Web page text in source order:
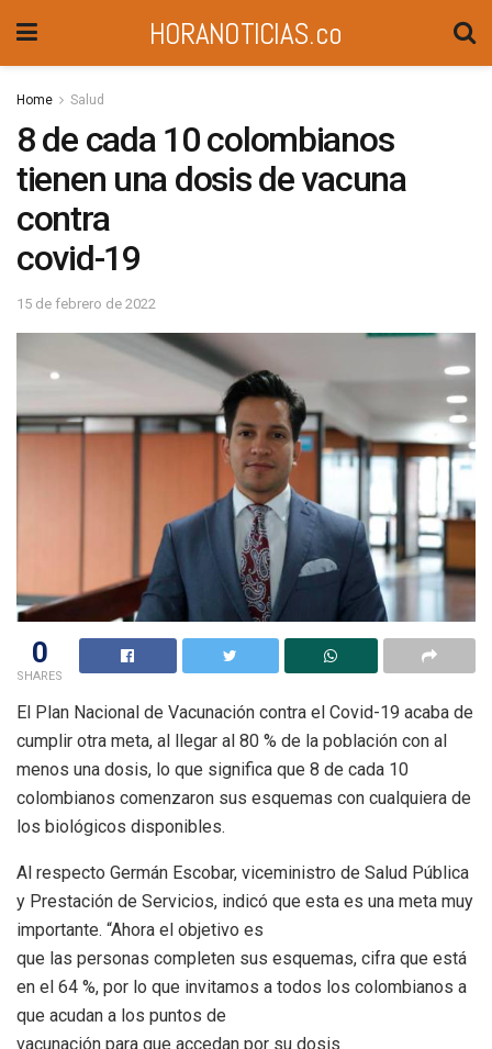
HORANOTICIAS.co
Home Salud
8 de cada 10 colombianos
tienen una dosis de vacuna
contra
covid-19
15 de febrero de 2022
0
SHARES
El Plan Nacional de Vacunación contra el Covid-19 acaba de
cumplir otra meta, al llegar al 80 % de la población con al
menos una dosis, lo que significa que 8 de cada 10
colombianos comenzaron sus esquemas con cualquiera de
los biológicos disponibles.
Al respecto Germán Escobar, viceministro de Salud Pública
y Prestación de Servicios, indicó que esta es una meta muy
importante. “Ahora el objetivo es
que las personas completen sus esquemas, cifra que está
en el 64 %, por lo que invitamos a todos los colombianos a
que acudan a los puntos de
vacunación para que accedan por su dosis